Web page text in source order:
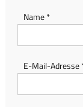
Name*
E-Mail-Adresse